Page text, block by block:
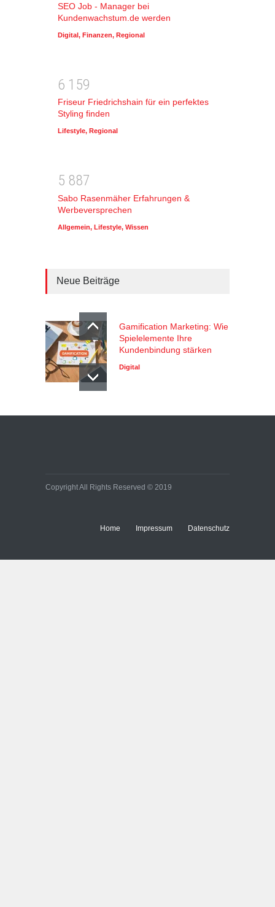
SEO Job - Manager bei
Kundenwachstum.de werden
Digital, Finanzen, Regional
6 1 59
Friseur Friedrichshain für ein perfektes
Styling finden
Lifestyle, Regional
5 887
Sabo Rasenmäher Erfahrungen &
Werbeversprechen
Allgemein, Lifestyle, Wissen
Neue Beiträge
Gamification Marketing: Wie
Spielelemente Ihre
Kundenbindung stärken
Digital
Copyright All Rights Reserved © 2019
Home Impressum Datenschutz